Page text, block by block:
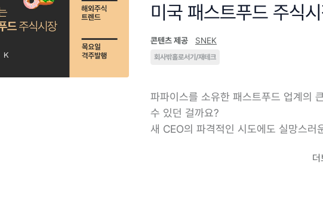
미국 패스트푸드 주식
콘텐츠 제공 SNEK
회사밖홀로서기/재테크
파파이스를 소유한 패스트푸드 업계의
수 있던 걸까요?
새 CEO의 파격적인 시도에도 실망스러
더